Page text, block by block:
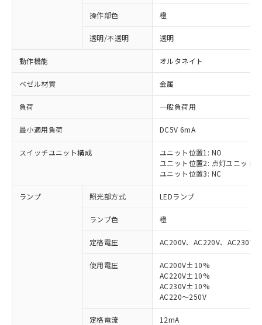
操作部色 橙
透明/不透明 透明
動作機能 オルタネイト
ベゼル材質 金属
負荷 一般負荷用
最小適用負荷 DC5V 6mA
スイッチユニット構成
ユニット位置1: NO
ユニット位置2: 点灯ユニット
ユニット位置3: NC
ランプ 照光部方式 LEDランプ
ランプ色 橙
定格電圧 AC200V、AC220V、AC230V
使用電圧
AC200V±10%
AC220V±10%
AC230V±10%
AC220～250V
定格電流 12mA